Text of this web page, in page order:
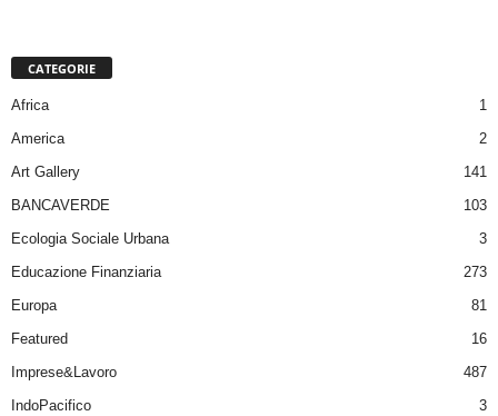
CATEGORIE
Africa
1
America
2
Art Gallery
141
BANCAVERDE
103
Ecologia Sociale Urbana
3
Educazione Finanziaria
273
Europa
81
Featured
16
Imprese&Lavoro
487
IndoPacifico
3